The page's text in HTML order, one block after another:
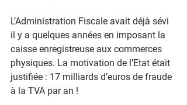
L’Administration Fiscale avait déjà sévi
il y a quelques années en imposant la
caisse enregistreuse aux commerces
physiques. La motivation de l’Etat était
justifiée : 17 milliards d’euros de fraude
à la TVA par an !